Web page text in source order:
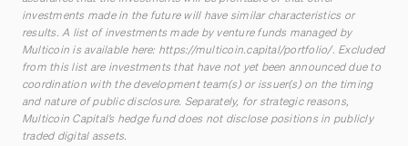
investments made in the future will have similar characteristics or
results. A list of investments made by venture funds managed by
Multicoin is available here: https://multicoin.capital/portfolio/. Excluded
from this list are investments that have not yet been announced due to
coordination with the development team(s) or issuer(s) on the timing
and nature of public disclosure. Separately, for strategic reasons,
Multicoin Capital’s hedge fund does not disclose positions in publicly
traded digital assets.